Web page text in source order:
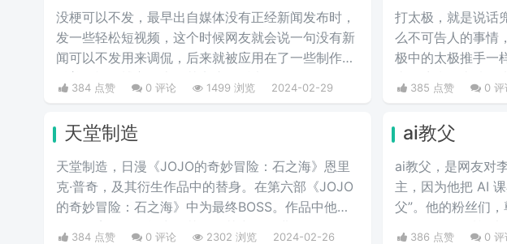
人不会内疚吗，来源于热图鹦
鹉兄弟表情包，火于知乎，该
词也被《咬文嚼字》评为2017
年度十大流行语之一，现在多
用于聊天中的表情包。
没梗可以不发，最早出自媒体没有正‌‌‌‌‌‌‌‌经新闻发布时，
发一些轻松短视频，这个时候网友就会说一句没有新
闻可以不发用来调侃，后来就被应用在了一些制作梗
科普的视频博主身上，其实这句话也不算是批评，更
多的是带有玩梗的意味。“解梗博主”的嘲讽发言，指
的新梗，只好发一些烂梗、破梗、旧梗来敷衍了事，
不被认可时，网友们就会评论一句“没梗可以不发”。
384 点赞 0 评论 1499 浏览 2024-02-29
打太极，就是说话
么不可告人的事情
极中的太极推手一
去。暗指做事情推
糊不说实话。
385 点赞 0 评
天堂制造
天堂制造，日漫《JOJO的奇妙冒险：石之海》恩里
克·普奇，及其衍生作品中的替身。在第六部《JOJO
的奇妙冒险：石之海》中为最终BOSS。作品中他拥
有三个完全不同能力的替身，其中最终进化的第三阶
384 点赞 0 评论 2302 浏览 2024-02-26
ai教父
ai教父，是网友对
主，因为他把 AI
父”。他的粉丝们
386 点赞 0 评